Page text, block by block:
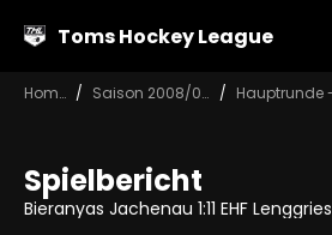
Toms Hockey League
Home Saison 2008/09
Spielbericht
Bieranyas Jachenau 1:11 EHF Lenggries